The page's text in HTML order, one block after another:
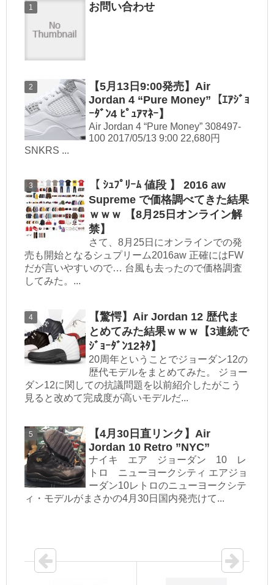
お問い合わせ
【5月13日9:00発売】Air
Jordan 4 “Pure Money”【ｴｱｼﾞｮ
ｰﾀﾞﾝ4 ﾋﾟｭｱﾏﾈｰ】
Air Jordan 4 “Pure Money” 308497-
100 2017/05/13 9:00 22,680円
SNKRS ...
【 ｼｭﾌﾟﾘｰﾑ 値段 】 2016 aw
Supreme で価格調べてきた結果
ｗｗｗ 【8月25日オンライン解
禁】
さて、8月25日にオンラインでの発
売も開始となるシュプリーム2016aw 正確にはFW
だが言いやすいので… 台風も去ったので価格調査
してみた。...
【驚愕】Air Jordan 12 歴代ま
とめてみた結果ｗｗｗ【3連続で
ｼﾞｮｰﾀﾞﾝ12ﾈﾀ】
20周年ということでジョーダン12の
歴代モデルをまとめてみた。 ジョー
ダン12に関しての抗議問題を以前紹介したがこう
見ると改めて完成度が高いモデルだ...
【4月30日直リンク】Air
Jordan 10 Retro ”NYC”
ナイキ エア ジョーダン 10 レ
トロ ニューヨークシティ エアジョ
ーダン10レトロのニューヨークシテ
ィ・モデルがまさかの4月30日国内発売けて...